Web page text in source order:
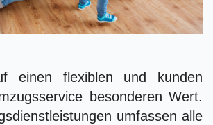
einen flexiblen und kunden
besonderen Wert.
umfassen alle